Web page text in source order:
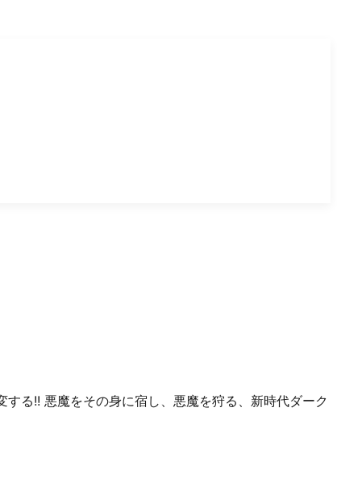
る!! 悪魔をその身に宿し、悪魔を狩る、新時代ダーク